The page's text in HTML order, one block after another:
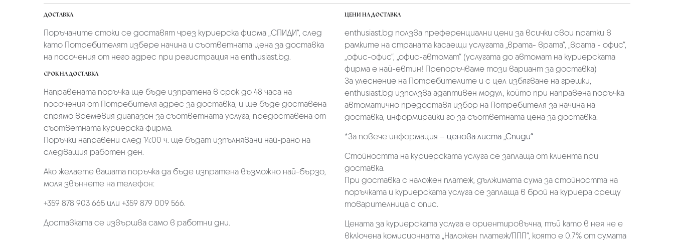
ДОСТАВКА
Поръчаните стоки се доставят чрез куриерскa фирмa „СПИДИ“, след
като Потребителят избере начина и съответната цена за доставка
на посочения от него адрес при регистрация на enthusiast.bg.
СРОК НА ДОСТАВКА
Направената поръчка ще бъде изпратена в срок до 48 часа на
посочения от Потребителя адрес за доставка, и ще бъде доставена
спрямо времевия диапазон за съответната услуга, предоставена от
съответната куриерска фирма.
Поръчки направени след 14:00 ч. ще бъдат изпълнявани най-рано на
следващия работен ден.
Ако желаете вашата поръчка да бъде изпратена възможно най-бързо,
моля звъннете на телефон:
+359 878 903 665 или +359 879 009 566.
Доставката се извършва само в работни дни.
ЦЕНИ НА ДОСТАВКА
enthusiast.bg ползва преференциални цени за всички свои пратки в
рамките на страната касаещи услугата „врата- врата“, „врата - офис“,
„oфис-офис“, „офис-автомат“ (услугата до автомат на куриерската
фирма е най-евтин! Препоръчваме този вариант за доставка)
За улеснение на Потребителите и с цел избягване на грешки,
enthusiast.bg използва адаптивен модул, който при направена поръчка
автоматично предоставя избор на Потребителя за начина на
доставка, информирайки го за съответната цена за доставка.
*За повече информация – ценова листа „Спиди“
Стойността на куриерската услуга се заплаща от клиента при
доставка.
При доставка с наложен платеж, дължимата сума за стойността на
поръчката и куриерската услуга се заплаща в брой на куриера срещу
товарителница с опис.
Цената за куриерската услуга е ориентировъчна, тъй като в нея не е
включена комисионната „Наложен платеж/ППП“, която е 0.7% от сумата